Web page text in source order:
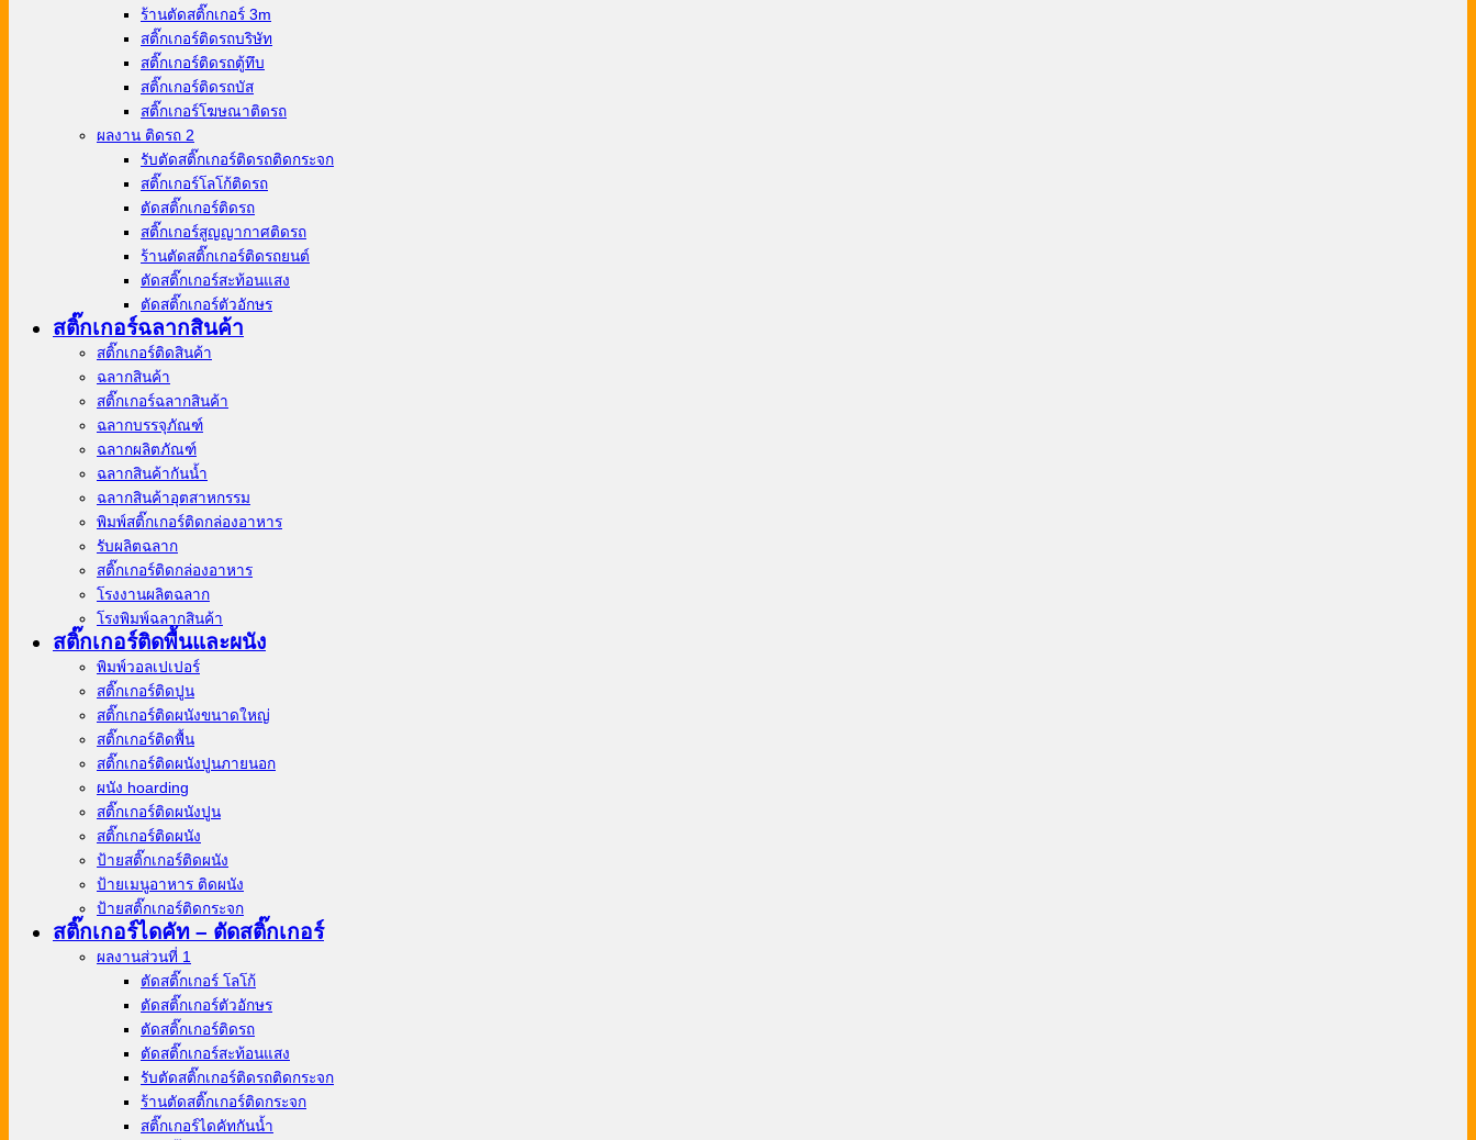
ร้านตัดสติ๊กเกอร์ 3m
สติ๊กเกอร์ติดรถบริษัท
สติ๊กเกอร์ติดรถตู้ทึบ
สติ๊กเกอร์ติดรถบัส
สติ๊กเกอร์โฆษณาติดรถ
ผลงาน ติดรถ 2
รับตัดสติ๊กเกอร์ติดรถติดกระจก
สติ๊กเกอร์โลโก้ติดรถ
ตัดสติ๊กเกอร์ติดรถ
สติ๊กเกอร์สูญญากาศติดรถ
ร้านตัดสติ๊กเกอร์ติดรถยนต์
ตัดสติ๊กเกอร์สะท้อนแสง
ตัดสติ๊กเกอร์ตัวอักษร
สติ๊กเกอร์ฉลากสินค้า
สติ๊กเกอร์ติดสินค้า
ฉลากสินค้า
สติ๊กเกอร์ฉลากสินค้า
ฉลากบรรจุภัณฑ์
ฉลากผลิตภัณฑ์
ฉลากสินค้ากันน้ำ
ฉลากสินค้าอุตสาหกรรม
พิมพ์สติ๊กเกอร์ติดกล่องอาหาร
รับผลิตฉลาก
สติ๊กเกอร์ติดกล่องอาหาร
โรงงานผลิตฉลาก
โรงพิมพ์ฉลากสินค้า
สติ๊กเกอร์ติดพื้นและผนัง
พิมพ์วอลเปเปอร์
สติ๊กเกอร์ติดปูน
สติ๊กเกอร์ติดผนังขนาดใหญ่
สติ๊กเกอร์ติดพื้น
สติ๊กเกอร์ติดผนังปูนภายนอก
ผนัง hoarding
สติ๊กเกอร์ติดผนังปูน
สติ๊กเกอร์ติดผนัง
ป้ายสติ๊กเกอร์ติดผนัง
ป้ายเมนูอาหาร ติดผนัง
ป้ายสติ๊กเกอร์ติดกระจก
สติ๊กเกอร์ไดคัท – ตัดสติ๊กเกอร์
ผลงานส่วนที่ 1
ตัดสติ๊กเกอร์ โลโก้
ตัดสติ๊กเกอร์ตัวอักษร
ตัดสติ๊กเกอร์ติดรถ
ตัดสติ๊กเกอร์สะท้อนแสง
รับตัดสติ๊กเกอร์ติดรถติดกระจก
ร้านตัดสติ๊กเกอร์ติดกระจก
สติ๊กเกอร์ไดคัทกันน้ำ